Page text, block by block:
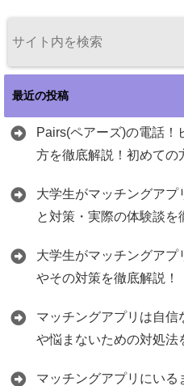
最近の投稿
Pairs(ペアーズ)の電話！
方を徹底解説！初めての
大学生がマッチングアプ
と対策・実際の体験談を
大学生がマッチングア
やその対策を徹底解説！
マッチングアプリは自信
や悩まないための対処法
マッチングアプリにい